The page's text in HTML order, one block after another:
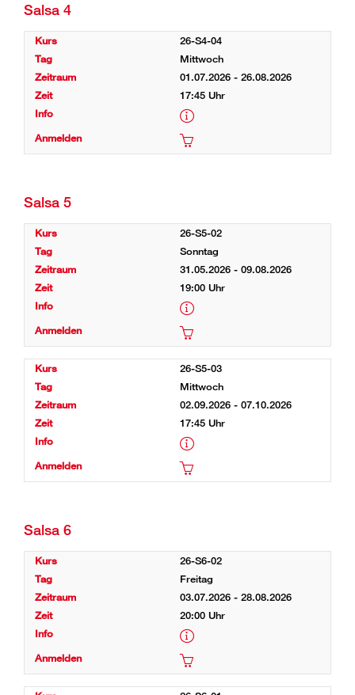
Salsa 4
26-S4-04
Mittwoch
01.07.2026 - 26.08.2026
17:45 Uhr
Salsa 5
26-S5-02
Sonntag
31.05.2026 - 09.08.2026
19:00 Uhr
26-S5-03
Mittwoch
02.09.2026 - 07.10.2026
17:45 Uhr
Salsa 6
26-S6-02
Freitag
03.07.2026 - 28.08.2026
20:00 Uhr